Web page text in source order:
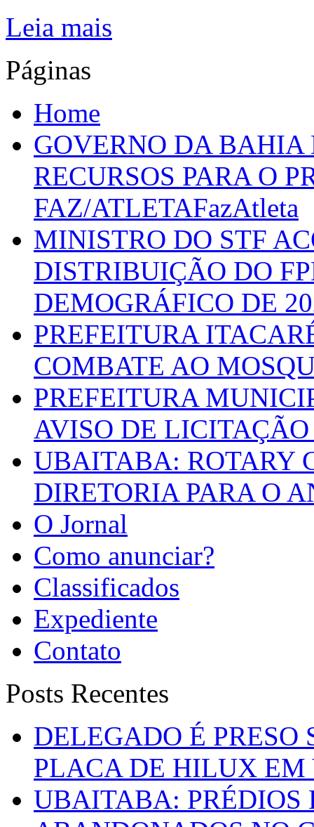
Leia mais
Páginas
Home
GOVERNO DA
RECURSOS PARA O
FAZ/ATLETAFazAtleta
MINISTRO DO STF
DISTRIBUIÇÃO DO
DEMOGRÁFICO DE
PREFEITURA
COMBATE AO
PREFEITURA
AVISO DE LICITAÇÃO
UBAITABA: ROTARY
DIRETORIA PARA O
O Jornal
Como anunciar?
Classificados
Expediente
Contato
Posts Recentes
DELEGADO É PRESO
PLACA DE HILUX EM
UBAITABA: PRÉDIOS